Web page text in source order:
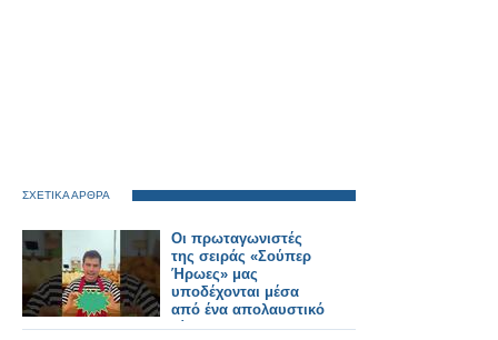
ΣΧΕΤΙΚΑ ΑΡΘΡΑ
Οι πρωταγωνιστές
της σειράς «Σούπερ
Ήρωες» μας
υποδέχονται μέσα
από ένα απολαυστικό
βίντεο...